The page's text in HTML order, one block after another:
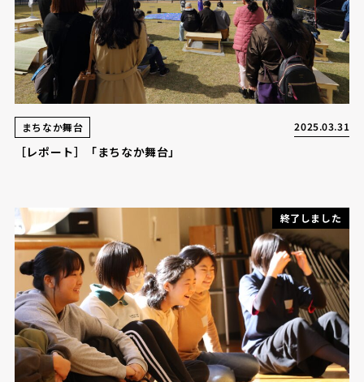
まちなか舞台 2025.03.31
［レポート］「まちなか舞台」
終了しました